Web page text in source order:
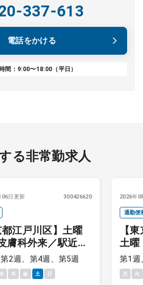
337-613
電話をかける
間：9:00〜18:00（平日）
る非常勤求人
06日更新 300426620
都江戸川区】土曜
膚科外来／駅近ク
2週、第4週、第5週
水 木 金 土 日
2026年
通勤便
【
土曜
来／
第1週
月 火